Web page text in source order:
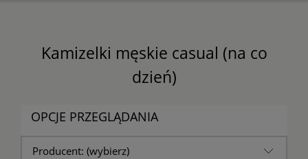
Kamizelki męskie casual (na co
dzień)
OPCJE PRZEGLĄDANIA
Producent: (wybierz)